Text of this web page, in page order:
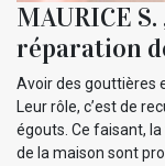
MAURICE
réparation
Avoir des gouttières
Leur rôle, c’est de
égouts. Ce faisant,
de la maison sont